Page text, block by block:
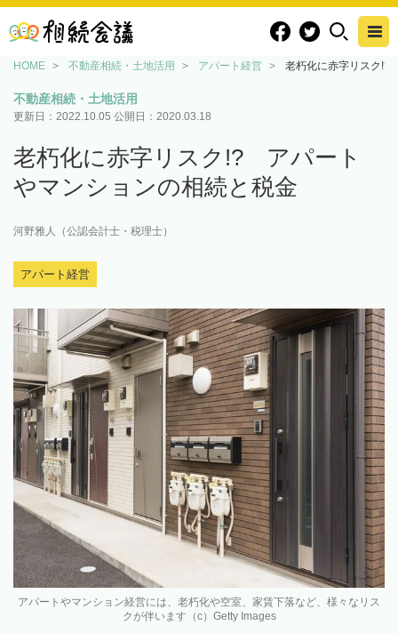
HOME 不動産相続・土地活用 アパート経営 老朽化に赤字リスク!?
不動産相続・土地活用
更新日： 2022.10.05 公開日： 2020.03.18
老朽化に赤字リスク!? アパート
やマンションの相続と税金
河野雅人（公認会計士・税理士）
アパート経営
アパートやマンション経営には、老朽化や空室、家賃下落など、様々なリス
クが伴います（c）Getty Images